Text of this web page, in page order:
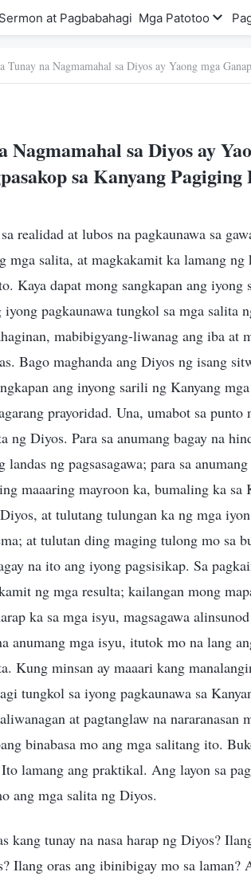
at Pagbabahagi Mga Patotoo
Nagmamahal sa Diyos ay
sa Kanyang
realidad at lubos na pagkaunawa sa
mga salita, at magkakamit ka lamang ng
Kaya dapat mong sangkapan ang
pagkaunawa tungkol sa mga salita
mabibigyang-liwanag ang iba at
Bago maghanda ang Diyos ng isang
ang inyong sarili ng Kanyang
prayoridad. Una, umabot sa punto
ng Diyos. Para sa anumang bagay na
landas ng pagsasagawa; para sa
maaaring mayroon ka, bumaling ka sa
at tulutang tulungan ka ng mga
at tulutan ding maging tulong mo sa
na ito ang iyong pagsisikap. Sa
ng mga resulta; kailangan mong
ka sa mga isyu, magsagawa
anumang mga isyu, itutok mo na lang
Kung minsan ay maaari kang
tungkol sa iyong pagkaunawa sa
at pagtanglaw na nararanasan
binabasa mo ang mga salitang ito.
lamang ang praktikal. Ang layon sa
ang mga salita ng Diyos.
kang tunay na nasa harap ng Diyos?
Ilang oras ang ibinibigay mo sa laman?